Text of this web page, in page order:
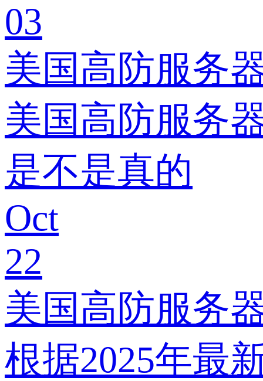
03
美国高防服务
美国高防服务
是不是真的
Oct
22
美国高防服务
根据2025年最